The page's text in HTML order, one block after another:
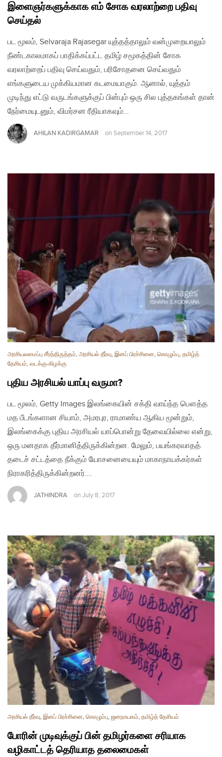
இளைஞர்களுக்காக எம் சோக வரலாற்றை பதிவு
செய்தல்
பட மூலம், Selvaraja Rajasegar யுத்தத்தாலும் வன்முறையாலும்
நீண்டகாலமாகப் பாதிக்கப்பட்ட தமிழ் சமூகத்தின் சோக
வரலாற்றைப் பதிவு செய்வதும், பரிசோதனை செய்வதும்
எங்களுடைய முக்கியமான கடமையாகும். ஆனால், யுத்தம்
முடிந்து எட்டு வருடங்களுக்குப் பின்பும் ஒரு சில புத்தகங்கள் தான்
நேர்மையுடனும், விமர்சன ரீதியாகவும்…
AHILAN KADIRGAMAR on September 14, 2017
அரசியலமைப்பு சீர்த்திருத்தம், அரசியல் தீர்வு, இனப் பிரச்சினை, கொழும்பு, தமிழ்த்
தேசியம், வடக்கு-கிழக்கு
புதிய அரசியல் யாப்பு வருமா?
பட மூலம், Getty Images இலங்கையின் சக்தி வாய்ந்த பௌத்த
மத பீடங்களான சியாம், அமரபுர, ராமாண்ய ஆகிய மூன்றும்,
இலங்கைக்கு புதிய அரசியல் யாப்பொன்று தேவையில்லை என்று,
ஒரு மனதாக தீர்மானித்திருக்கின்றன. மேலும், பயங்கரவாதத்
தடைச் சட்டத்தை நீக்கும் யோசனையையும் மாகாநாயக்கர்கள்
நிராகரித்திருக்கின்றனர்….
JATHINDRA on July 8, 2017
அரசியல் தீர்வு, இனப் பிரச்சினை, கொழும்பு, ஜனநாயகம், தமிழ்த் தேசியம்
போரின் முடிவுக்குப் பின் தமிழர்களை சரியாக
வழிகாட்டத் தெரியாத தலைமைகள்